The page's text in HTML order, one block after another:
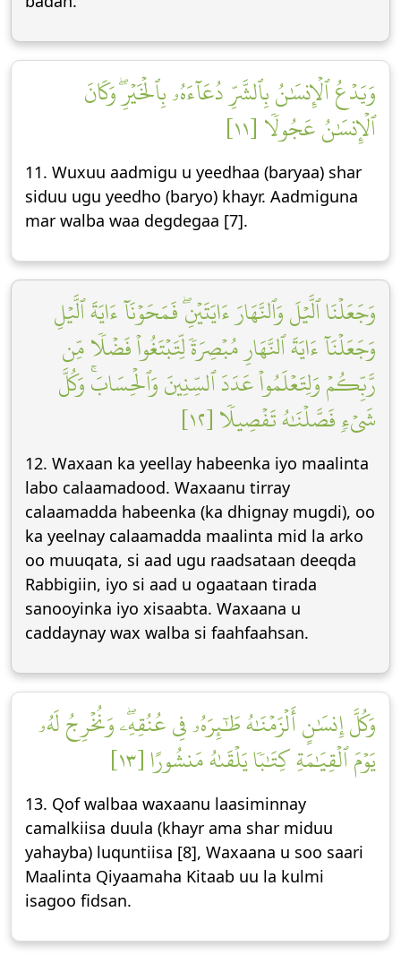
وَيَدۡعُ ٱلۡإِنسَٰنُ بِٱلشَّرِّ دُعَآءَهُۥ بِٱلۡخَيۡرِۖ وَكَانَ
ٱلۡإِنسَٰنُ عَجُولٗا [١١]
11. Wuxuu aadmigu u yeedhaa (baryaa) shar
siduu ugu yeedho (baryo) khayr. Aadmiguna
mar walba waa degdegaa [7].
وَجَعَلۡنَا ٱلَّيۡلَ وَٱلنَّهَارَ ءَايَتَيۡنِۖ فَمَحَوۡنَآ ءَايَةَ ٱلَّيۡلِ
وَجَعَلۡنَآ ءَايَةَ ٱلنَّهَارِ مُبۡصِرَةٗ لِّتَبۡتَغُواْ فَضۡلٗا مِّن
رَّبِّكُمۡ وَلِتَعۡلَمُواْ عَدَدَ ٱلسِّنِينَ وَٱلۡحِسَابَۚ وَكُلَّ
شَيۡءٖ فَصَّلۡنَٰهُ تَفۡصِيلٗا [١٢]
12. Waxaan ka yeellay habeenka iyo maalinta
labo calaamadood. Waxaanu tirray
calaamadda habeenka (ka dhignay mugdi), oo
ka yeelnay calaamadda maalinta mid la arko
oo muuqata, si aad ugu raadsataan deeqda
Rabbigiin, iyo si aad u ogaataan tirada
sanooyinka iyo xisaabta. Waxaana u
caddaynay wax walba si faahfaahsan.
وَكُلَّ إِنسَٰنٍ أَلۡزَمۡنَٰهُ طَٰٓئِرَهُۥ فِي عُنُقِهِۦۖ وَنُخۡرِجُ لَهُۥ
يَوۡمَ ٱلۡقِيَٰمَةِ كِتَٰبٗا يَلۡقَىٰهُ مَنشُورًا [١٣]
13. Qof walbaa waxaanu laasiminnay
camalkiisa duula (khayr ama shar miduu
yahayba) luquntiisa [8], Waxaana u soo saari
Maalinta Qiyaamaha Kitaab uu la kulmi
isagoo fidsan.